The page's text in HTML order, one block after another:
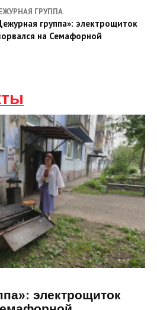
ГРУППА
группа»: электрощиток
на Семафорной
электрощиток